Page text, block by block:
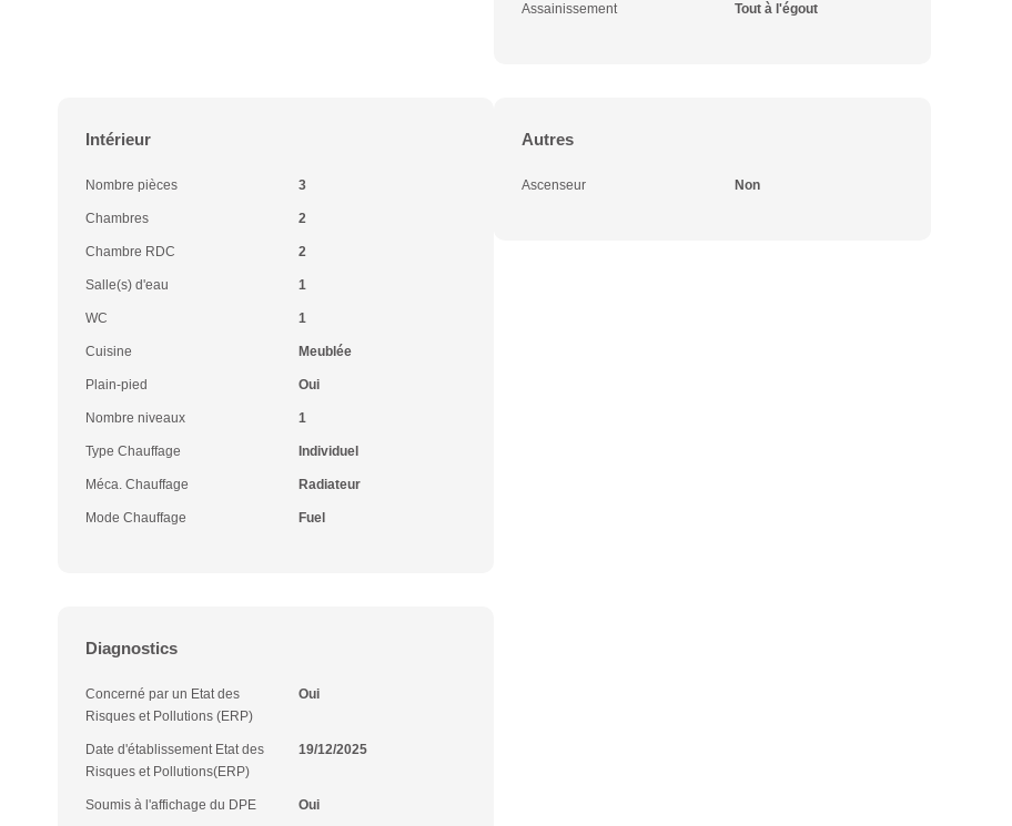
Assainissement Tout à l'égout
Intérieur
Nombre pièces 3
Chambres 2
Chambre RDC 2
Salle(s) d'eau 1
WC 1
Cuisine Meublée
Plain-pied Oui
Nombre niveaux 1
Type Chauffage Individuel
Méca. Chauffage Radiateur
Mode Chauffage Fuel
Autres
Ascenseur Non
Diagnostics
Concerné par un Etat des
Risques et Pollutions (ERP)
Oui
Date d'établissement Etat des
Risques et Pollutions(ERP)
19/12/2025
Soumis à l'affichage du DPE Oui